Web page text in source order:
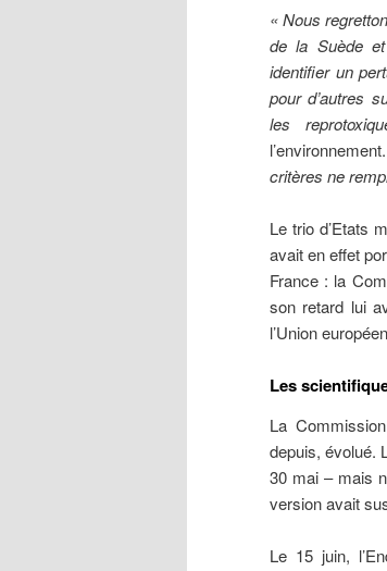
« Nous
de la Suède
identifier un
pour d’autres
les
l’environnement.
critères ne
Le trio d’Etats
avait en effet
France : la
son retard lui
l’Union
Les
La
depuis, évolué.
30 mai – mais
version avait
Le 15 juin,